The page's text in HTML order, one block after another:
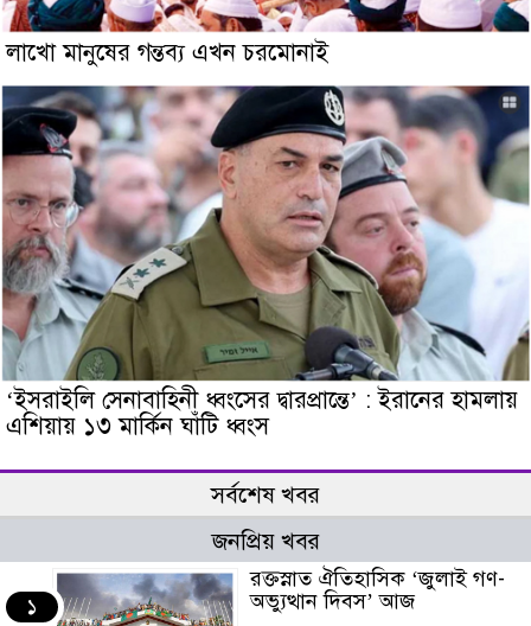
লাখো মানুষের গন্তব্য এখন চরমোনাই
‘ইসরাইলি সেনাবাহিনী ধ্বংসের দ্বারপ্রান্তে’ : ইরানের হামলায়
এশিয়ায় ১৩ মার্কিন ঘাঁটি ধ্বংস
সর্বশেষ খবর
জনপ্রিয় খবর
১
রক্তস্নাত ঐতিহাসিক ‌‘জুলাই গণ-
অভ্যুত্থান দিবস’ আজ